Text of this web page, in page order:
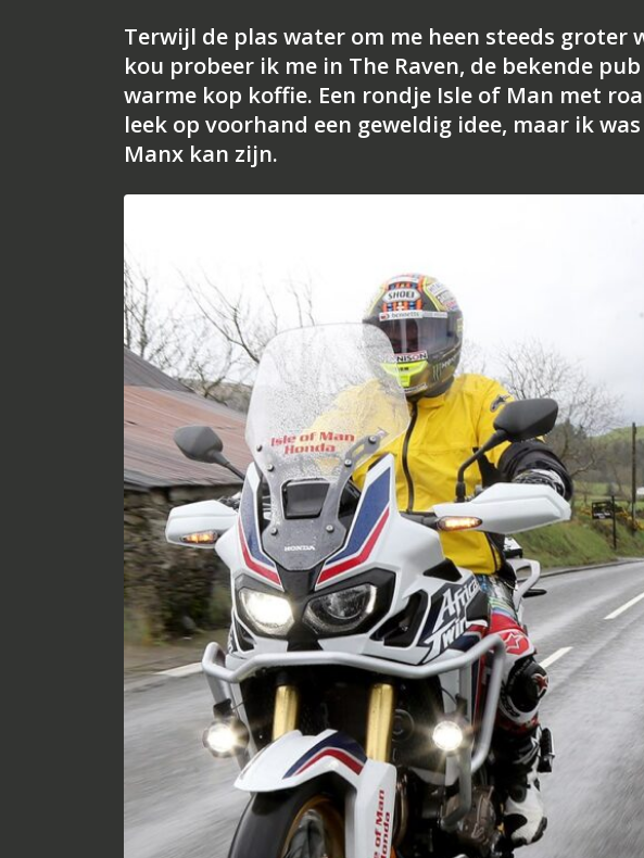
Terwijl de plas water om me heen steeds groter
kou probeer ik me in The Raven, de bekende
warme kop koffie. Een rondje Isle of Man met
leek op voorhand een geweldig idee, maar ik
Manx kan zijn.